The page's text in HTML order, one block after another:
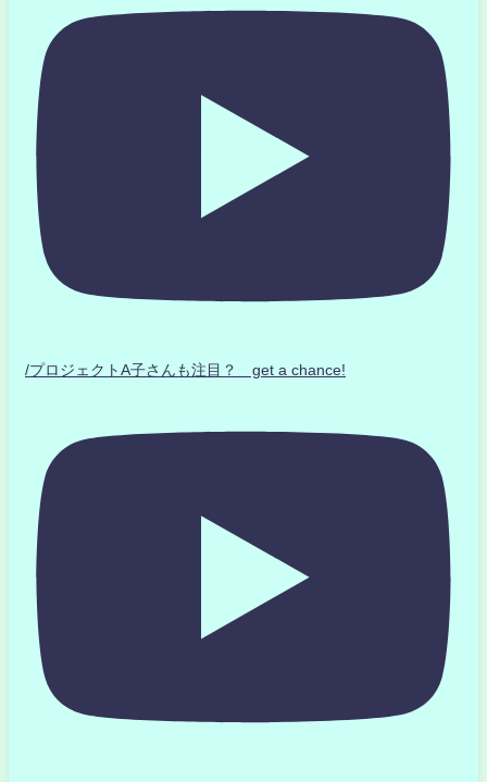
/プロジェクトA子さんも注目？ get a chance!